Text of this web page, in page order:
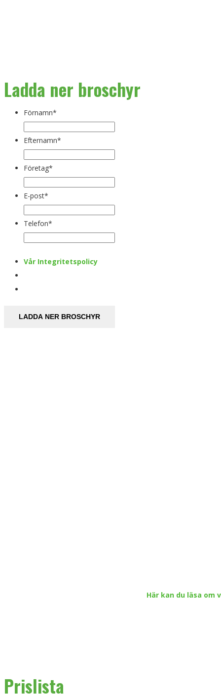
Ladda ner broschyr
Förnamn*
Efternamn*
Företag*
E-post*
Telefon*
Vår Integritetspolicy
LADDA NER BROSCHYR
Här kan du läsa
Prislista